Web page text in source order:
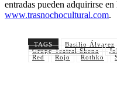
entradas pueden adquirirse
www.trasnochocultural.com.
TAGS Basilio Álvarez
Grupo Teatral Skena
Red
Rojo Rothko